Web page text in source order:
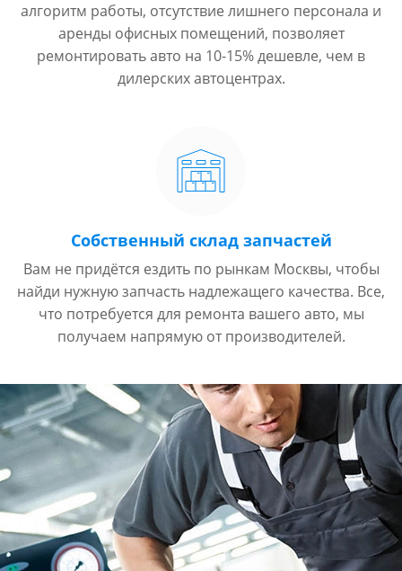
алгоритм работы, отсутствие лишнего персонала и
аренды офисных помещений, позволяет
ремонтировать авто на 10-15% дешевле, чем в
дилерских автоцентрах.
Собственный склад запчастей
Вам не придётся ездить по рынкам Москвы, чтобы
найди нужную запчасть надлежащего качества. Все,
что потребуется для ремонта вашего авто, мы
получаем напрямую от производителей.